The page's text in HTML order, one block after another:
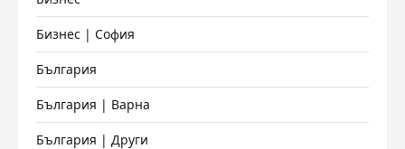
Бизнес | София
България
България | Варна
България | Други